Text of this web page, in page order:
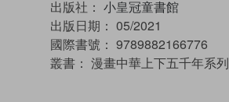
出版社： 小皇冠童書館
出版日期： 05/2021
國際書號： 9789882166776
叢書： 漫畫中華上下五千年系列